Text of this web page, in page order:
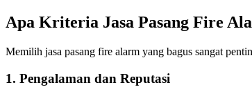
Apa Kriteria Jasa Pasang Fire
Memilih jasa pasang fire alarm yang bagus sangat
1. Pengalaman dan Reputasi